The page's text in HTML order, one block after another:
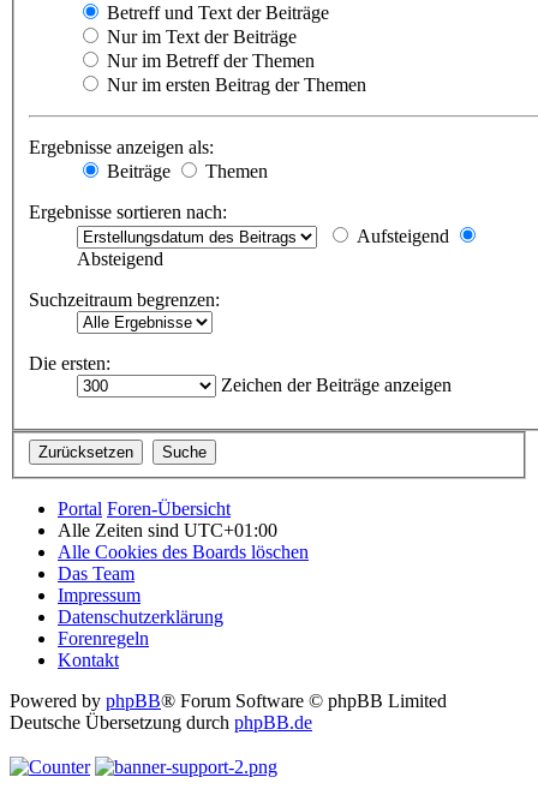
Betreff und Text der Beiträge
Nur im Text der Beiträge
Nur im Betreff der Themen
Nur im ersten Beitrag der Themen
Ergebnisse anzeigen als:
Beiträge
Themen
Ergebnisse sortieren nach:
Aufsteigend
Absteigend
Suchzeitraum begrenzen:
Die ersten:
Zeichen der Beiträge anzeigen
Portal Foren-Übersicht
Alle Zeiten sind UTC+01:00
Alle Cookies des Boards löschen
Das Team
Impressum
Datenschutzerklärung
Forenregeln
Kontakt
Powered by phpBB® Forum Software © phpBB Limited
Deutsche Übersetzung durch phpBB.de